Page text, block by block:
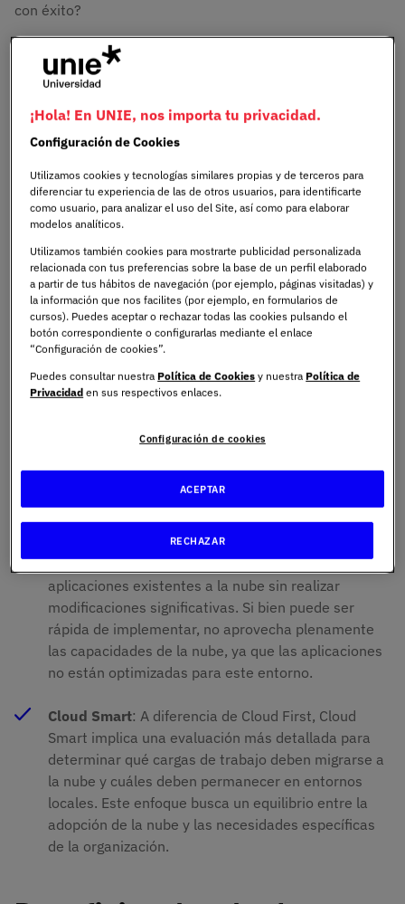
con éxito?
Si te interesa estar al día en este tipo de
transformaciones, entender cómo los datos y la nube se
echar un vistazo al Máster Universitario en Big Data y
Business Intelligencede UNIE Universidad, una
formación diseñada para liderar el futuro desde hoy.
¿En qué consiste una
estrategia Cloud First?
Una estrategia Cloud First implica que, al abordar nuevos
proyectos tecnológicos, se prioriza la adopción de
soluciones en la nube. En otras palabras, significa que, en
lugar de considerar la nube como una opción secundaria,
se convierte en la primera alternativa a evaluar para
Ahora bien, existen diversas estrategias para adoptar la
nube, y es importante diferenciarlas para comprender el
Lift and Shift: Esta estrategia consiste en trasladar
aplicaciones existentes a la nube sin realizar
modificaciones significativas. Si bien puede ser
rápida de implementar, no aprovecha plenamente
las capacidades de la nube, ya que las aplicaciones
no están optimizadas para este entorno.
Cloud Smart: A diferencia de Cloud First, Cloud
Smart implica una evaluación más detallada para
determinar qué cargas de trabajo deben migrarse a
la nube y cuáles deben permanecer en entornos
locales. Este enfoque busca un equilibrio entre la
adopción de la nube y las necesidades específicas
de la organización.
¡Hola! En UNIE, nos importa tu privacidad.
Configuración de Cookies
Utilizamos cookies y tecnologías similares propias y de terceros para
diferenciar tu experiencia de las de otros usuarios, para identificarte
como usuario, para analizar el uso del Site, así como para elaborar
modelos analíticos.
Utilizamos también cookies para mostrarte publicidad personalizada
relacionada con tus preferencias sobre la base de un perfil elaborado
a partir de tus hábitos de navegación (por ejemplo, páginas visitadas) y
la información que nos facilites (por ejemplo, en formularios de
cursos). Puedes aceptar o rechazar todas las cookies pulsando el
botón correspondiente o configurarlas mediante el enlace
“Configuración de cookies”.
Puedes consultar nuestra Política de Cookies y nuestra Política de
Privacidad en sus respectivos enlaces.
Configuración de cookies
RECHAZAR
ACEPTAR